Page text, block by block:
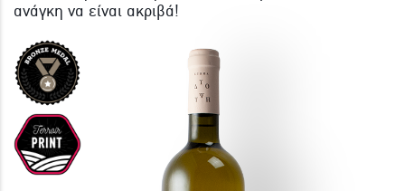
ΕΙΣΟΔΟΣ
ΕΙΣΟΔΟΣ ΜΕ FACEBOOK
ΕΚΠΛΗΚΤΙΚΑ ΚΡΑΣΙΑ ΑΠΟ ΟΛΟ ΤΟΝ ΚΟΣΜΟ ΣΤΗΝ ΠΟΡΤΑ ΣΟΥ ΣΕ
ανάγκη να είναι ακριβά!